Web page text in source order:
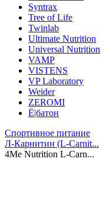
Syntrax
Tree of Life
Twinlab
Ultimate Nutrition
Universal Nutrition
VAMP
VISTENS
VP Laboratory
Weider
ZEROMI
Ё|батон
Спортивное питание
Л-Карнитин (L-Сarnit...
4Me Nutrition L-Carn...